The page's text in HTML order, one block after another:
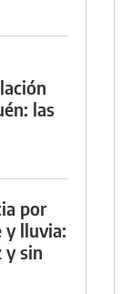
las
por
y lluvia:
y sin